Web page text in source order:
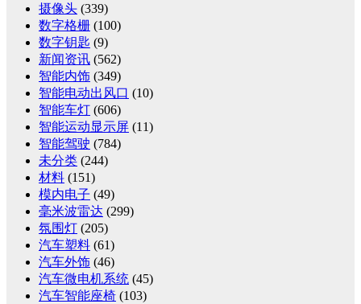
摄像头 (339)
数字格栅 (100)
数字钥匙 (9)
新闻资讯 (562)
智能内饰 (349)
智能电动出风口 (10)
智能车灯 (606)
智能运动显示屏 (11)
智能驾驶 (784)
未分类 (244)
材料 (151)
模内电子 (49)
毫米波雷达 (299)
氛围灯 (205)
汽车塑料 (61)
汽车外饰 (46)
汽车微电机系统 (45)
汽车智能座椅 (103)